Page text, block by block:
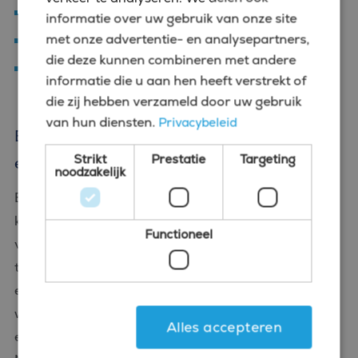
Traineeship Financial Manager
Traineeship Treasury Manager
Traineeship Cash Manager
Ben jij op zoek naar een vacature voor
een finance traineeship?
Bij Bluefin komen veel finance vacatures voorbij. Je
kunt hiervoor op onze websites kijken naar de
vacatures, maar niet alle vacatures finance
traineeships staan online. Dus ben jij op zoek naar
een Finance traineeship vacature of wil je meer te
weten komen over traineeships? Neem dan vooral
eens contact op voor een vrijblijvend gesprek.
informatie over uw gebruik van onze site
met onze advertentie- en analysepartners,
die deze kunnen combineren met andere
informatie die u aan hen heeft verstrekt of
die zij hebben verzameld door uw gebruik
van hun diensten. Privacybeleid
Strikt
noodzakelijk
Prestatie Targeting
Functioneel
Alles accepteren